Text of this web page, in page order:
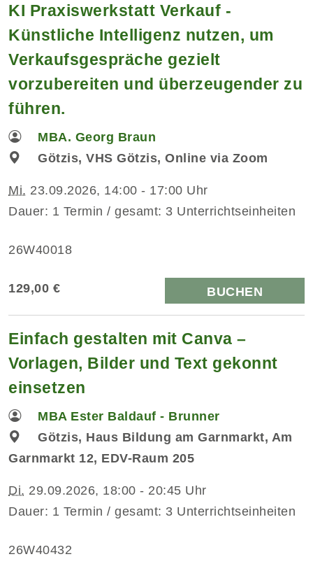
KI Praxiswerkstatt Verkauf -
Künstliche Intelligenz nutzen, um
Verkaufsgespräche gezielt
vorzubereiten und überzeugender zu
führen.
MBA. Georg Braun
Götzis, VHS Götzis, Online via Zoom
Mi. 23.09.2026, 14:00 - 17:00 Uhr
Dauer: 1 Termin / gesamt: 3 Unterrichtseinheiten
26W40018
129,00 € BUCHEN
Einfach gestalten mit Canva –
Vorlagen, Bilder und Text gekonnt
einsetzen
MBA Ester Baldauf - Brunner
Götzis, Haus Bildung am Garnmarkt, Am
Garnmarkt 12, EDV-Raum 205
Di. 29.09.2026, 18:00 - 20:45 Uhr
Dauer: 1 Termin / gesamt: 3 Unterrichtseinheiten
26W40432